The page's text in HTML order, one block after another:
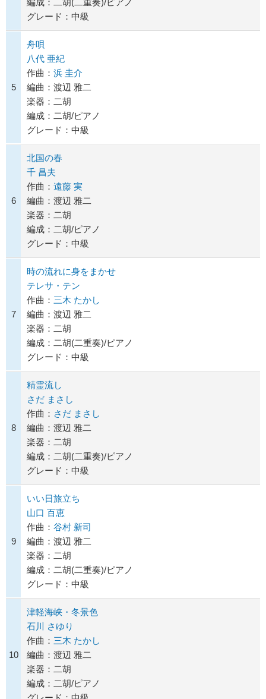
編成：二胡(二重奏)/ピアノ
グレード：中級
5
舟唄
八代 亜紀
作曲： 浜 圭介
編曲：渡辺 雅二
楽器：二胡
編成：二胡/ピアノ
グレード：中級
6
北国の春
千 昌夫
作曲： 遠藤 実
編曲：渡辺 雅二
楽器：二胡
編成：二胡/ピアノ
グレード：中級
7
時の流れに身をまかせ
テレサ・テン
作曲： 三木 たかし
編曲：渡辺 雅二
楽器：二胡
編成：二胡(二重奏)/ピアノ
グレード：中級
8
精霊流し
さだ まさし
作曲： さだ まさし
編曲：渡辺 雅二
楽器：二胡
編成：二胡(二重奏)/ピアノ
グレード：中級
9
いい日旅立ち
山口 百恵
作曲： 谷村 新司
編曲：渡辺 雅二
楽器：二胡
編成：二胡(二重奏)/ピアノ
グレード：中級
10
津軽海峡・冬景色
石川 さゆり
作曲： 三木 たかし
編曲：渡辺 雅二
楽器：二胡
編成：二胡/ピアノ